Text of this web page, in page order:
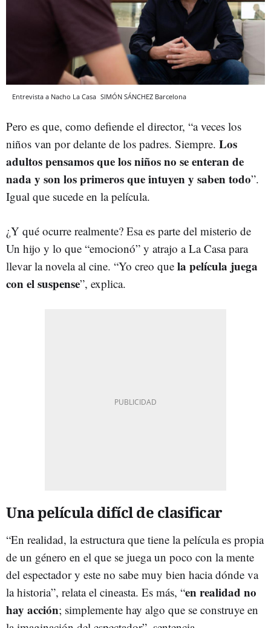
Entrevista a Nacho La Casa SIMÓN SÁNCHEZ Barcelona
Pero es que, como defiende el director, “a veces los
niños van por delante de los padres. Siempre. Los
adultos pensamos que los niños no se enteran de
nada y son los primeros que intuyen y saben todo”.
Igual que sucede en la película.
¿Y qué ocurre realmente? Esa es parte del misterio de
Un hijo y lo que “emocionó” y atrajo a La Casa para
llevar la novela al cine. “Yo creo que la película juega
con el suspense”, explica.
Una película difícl de clasificar
“En realidad, la estructura que tiene la película es propia
de un género en el que se juega un poco con la mente
del espectador y este no sabe muy bien hacia dónde va
la historia”, relata el cineasta. Es más, “en realidad no
hay acción; simplemente hay algo que se construye en